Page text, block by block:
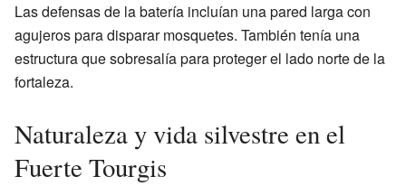
Las defensas de la batería incluían una pared larga con
agujeros para disparar mosquetes. También tenía una
estructura que sobresalía para proteger el lado norte de la
fortaleza.
Naturaleza y vida silvestre en el
Fuerte Tourgis